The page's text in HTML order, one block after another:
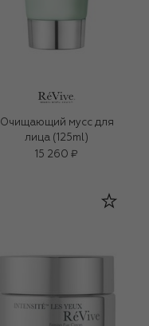
Очищающий мусс для
лица (125ml)
15 260 ₽